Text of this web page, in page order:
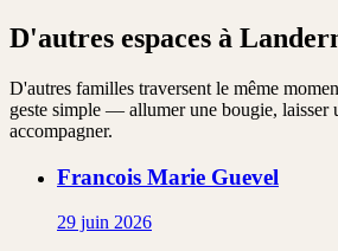
D'autres espaces à
D'autres familles traversent le même
geste simple — allumer une bougie,
accompagner.
Francois Marie Guevel
29 juin 2026